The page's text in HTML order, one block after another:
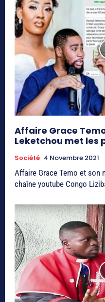
Affaire Grace
Leketchou met les
Société 4 Novembre 2021
Affaire Grace Temo et son
chaîne youtube Congo